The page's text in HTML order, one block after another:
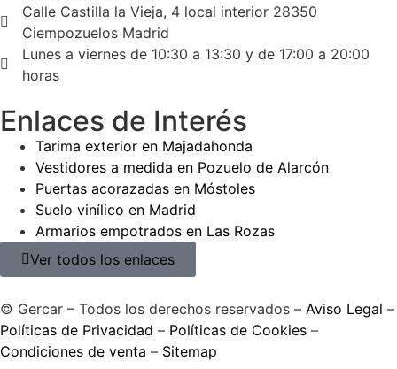
Calle Castilla la Vieja, 4 local interior 28350
Ciempozuelos Madrid
Lunes a viernes de 10:30 a 13:30 y de 17:00 a 20:00
horas
Enlaces de Interés
Tarima exterior en Majadahonda
Vestidores a medida en Pozuelo de Alarcón
Puertas acorazadas en Móstoles
Suelo vinílico en Madrid
Armarios empotrados en Las Rozas
Ver todos los enlaces
© Gercar – Todos los derechos reservados – Aviso Legal –
Políticas de Privacidad – Políticas de Cookies –
Condiciones de venta – Sitemap